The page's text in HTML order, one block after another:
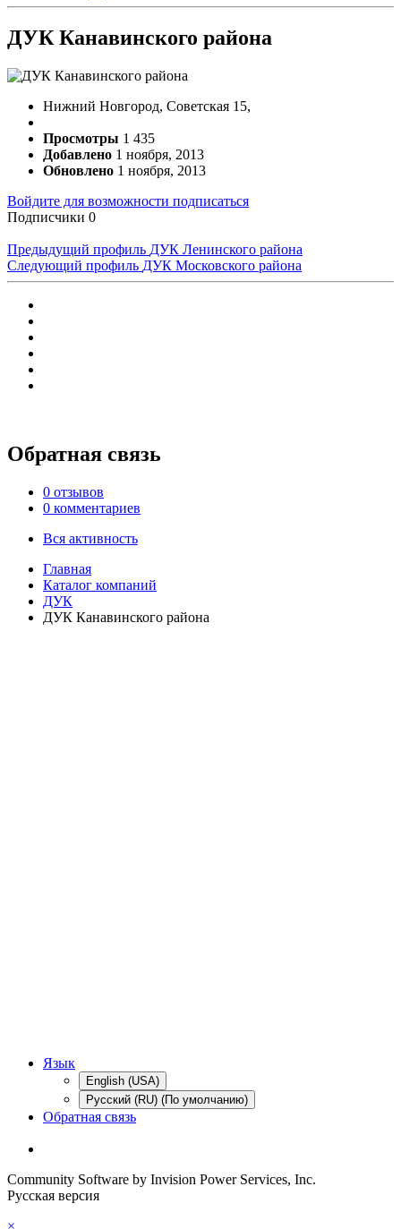
ДУК Канавинского района
Нижний Новгород, Советская 15,
Просмотры 1 435
Добавлено 1 ноября, 2013
Обновлено 1 ноября, 2013
Войдите для возможности подписаться
Подписчики 0
Предыдущий профиль ДУК Ленинского района
Следующий профиль ДУК Московского района
Обратная связь
0 отзывов
0 комментариев
Вся активность
Главная
Каталог компаний
ДУК
ДУК Канавинского района
Язык
English (USA)
Русский (RU) (По умолчанию)
Обратная связь
Community Software by Invision Power Services, Inc.
Русская версия
×